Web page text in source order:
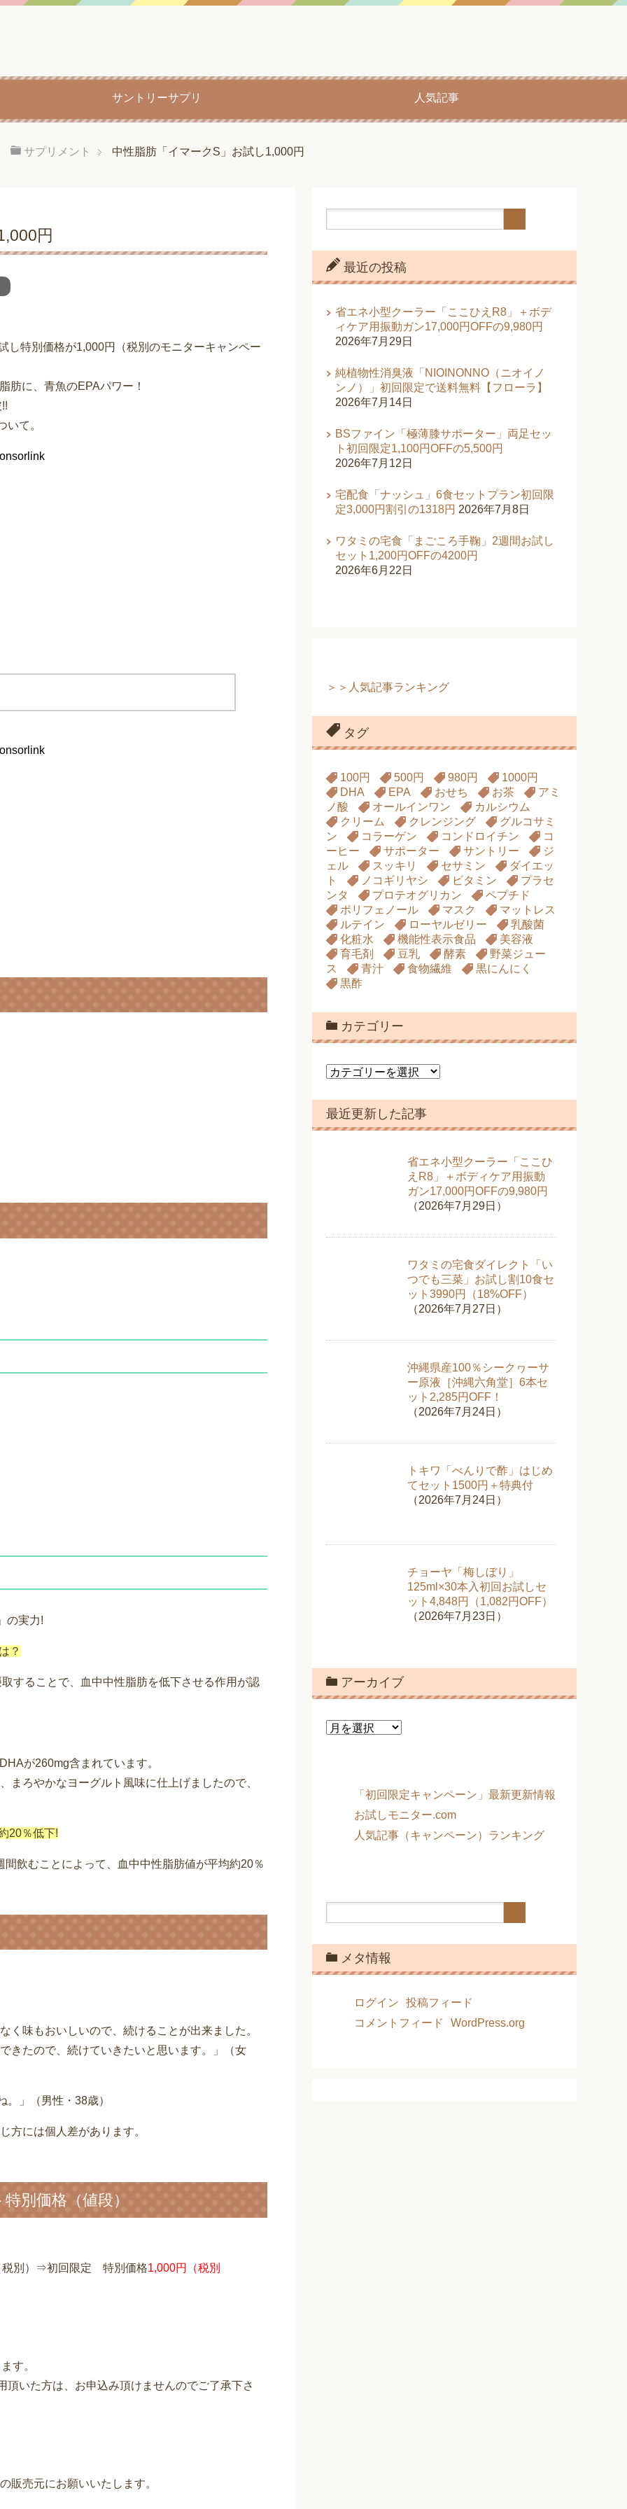
サントリーサプリ 人気記事
サプリメント 中性脂肪「イマークS」お試し1,000円
円
し特別価格が1,000円（税別のモニターキャンペー
肪に、青魚のEPAパワー！
て。
の実力!
？
することで、血中中性脂肪を低下させる作用が認
が260mg含まれています。
まろやかなヨーグルト風味に仕上げましたので、
20％低下!
飲むことによって、血中中性脂肪値が平均約20％
く味もおいしいので、続けることが出来ました。
きたので、続けていきたいと思います。」（女
」（男性・38歳）
方には個人差があります。
別価格（値段）
税別）⇒初回限定 特別価格1,000円（税別
す。
いた方は、お申込み頂けませんのでご了承下さ
販売元にお願いいたします。
最近の投稿
省エネ小型クーラー「ここひえR8」＋ボデ
ィケア用振動ガン17,000円OFFの9,980円
2026年7月29日
純植物性消臭液「NIOINONNO（ニオイノ
ンノ）」初回限定で送料無料【フローラ】
2026年7月14日
BSファイン「極薄膝サポーター」両足セッ
ト初回限定1,100円OFFの5,500円
2026年7月12日
宅配食「ナッシュ」6食セットプラン初回限
定3,000円割引の1318円 2026年7月8日
ワタミの宅食「まごころ手鞠」2週間お試し
セット1,200円OFFの4200円
2026年6月22日
＞＞人気記事ランキング
タグ
100円 500円 980円
1000円
DHA
EPA おせち お茶
アミ
ノ酸
オールインワン
カルシウム
クリーム
クレンジング
グルコサミ
ン
コラーゲン コンドロイチン
コ
ーヒー
サポーター サントリー
ジ
ェル
スッキリ セサミン
ダイエッ
ト
ノコギリヤシ ビタミン
プラセ
ンタ
プロテオグリカン
ペプチド
ポリフェノール
マスク
マットレス
ルテイン
ローヤルゼリー
乳酸菌
化粧水
機能性表示食品
美容液
育毛剤
豆乳 酵素
野菜ジュー
ス
青汁 食物繊維
黒にんにく
黒酢
カテゴリー
カ
ゴ
リ
ー
最近更新した記事
省エネ小型クーラー「ここひ
えR8」＋ボディケア用振動
ガン17,000円OFFの9,980円
（2026年7月29日）
ワタミの宅食ダイレクト「い
つでも三菜」お試し割10食セ
ット3990円（18%OFF）
（2026年7月27日）
沖縄県産100％シークヮーサ
ー原液［沖縄六角堂］6本セ
ット2,285円OFF！
（2026年7月24日）
トキワ「べんりで酢」はじめ
てセット1500円＋特典付
（2026年7月24日）
チョーヤ「梅しぼり」
125ml×30本入初回お試しセ
ット4,848円（1,082円OFF）
（2026年7月23日）
アーカイブ
ア
「初回限定キャンペーン」最新更新情報
お試しモニター.com
人気記事（キャンペーン）ランキング
メタ情報
ログイン
投稿フィード
コメントフィード
WordPress.org